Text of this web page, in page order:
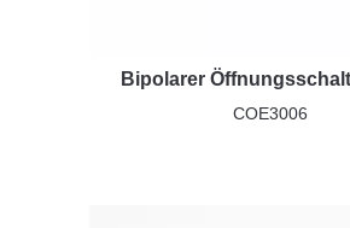
Bipolarer
COE3006